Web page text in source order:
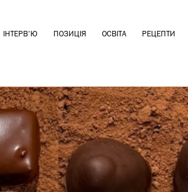
ІНТЕРВ'Ю ПОЗИЦІЯ ОСВІТА РЕЦЕПТИ